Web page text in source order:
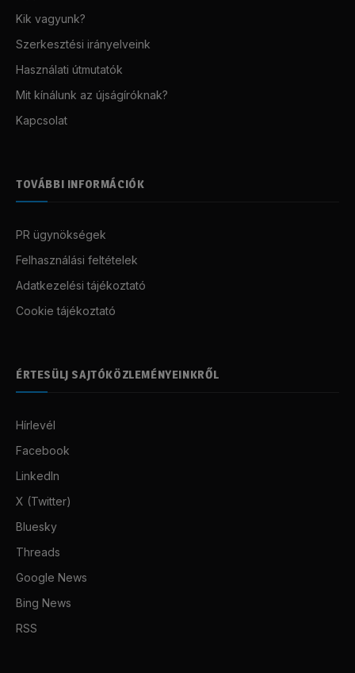
Kik vagyunk?
Szerkesztési irányelveink
Használati útmutatók
Mit kínálunk az újságíróknak?
Kapcsolat
TOVÁBBI INFORMÁCIÓK
PR ügynökségek
Felhasználási feltételek
Adatkezelési tájékoztató
Cookie tájékoztató
ÉRTESÜLJ SAJTÓKÖZLEMÉNYEINKRŐL
Hírlevél
Facebook
LinkedIn
X (Twitter)
Bluesky
Threads
Google News
Bing News
RSS